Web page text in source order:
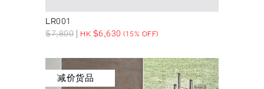
LR001
$7,800 HK $6,630 (15% OFF)
减价货品